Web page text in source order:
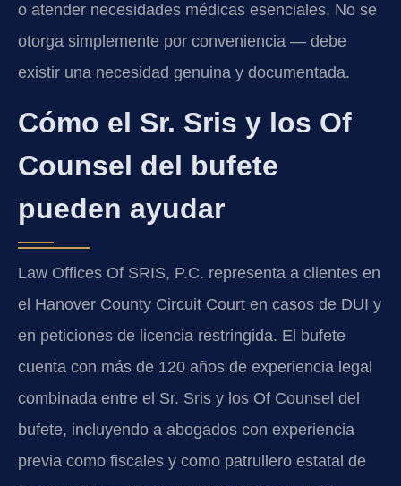
o atender necesidades médicas esenciales. No se
otorga simplemente por conveniencia — debe
existir una necesidad genuina y documentada.
Cómo el Sr. Sris y los Of
Counsel del bufete
pueden ayudar
Law Offices Of SRIS, P.C. representa a clientes en
el Hanover County Circuit Court en casos de DUI y
en peticiones de licencia restringida. El bufete
cuenta con más de 120 años de experiencia legal
combinada entre el Sr. Sris y los Of Counsel del
bufete, incluyendo a abogados con experiencia
previa como fiscales y como patrullero estatal de